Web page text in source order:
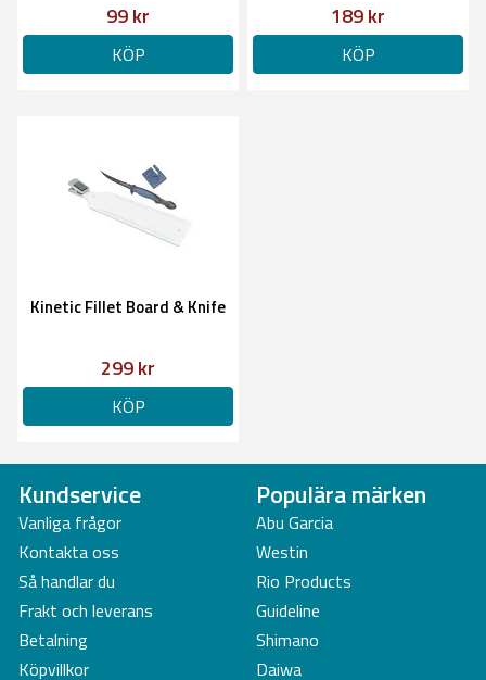
99 kr
KÖP
189 kr
KÖP
Kinetic Fillet Board & Knife
299 kr
KÖP
Kundservice
Vanliga frågor
Kontakta oss
Så handlar du
Frakt och leverans
Betalning
Köpvillkor
Populära märken
Abu Garcia
Westin
Rio Products
Guideline
Shimano
Daiwa